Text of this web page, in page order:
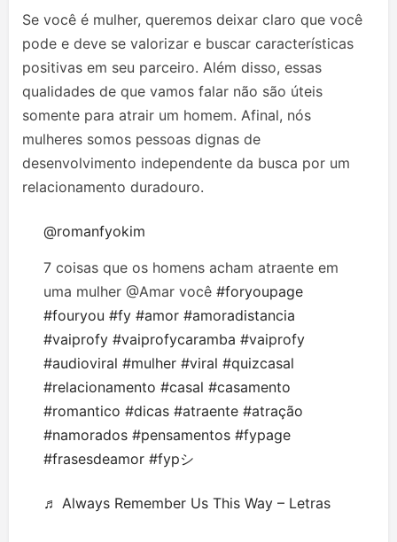
Se você é mulher, queremos deixar claro que você
pode e deve se valorizar e buscar características
positivas em seu parceiro. Além disso, essas
qualidades de que vamos falar não são úteis
somente para atrair um homem. Afinal, nós
mulheres somos pessoas dignas de
desenvolvimento independente da busca por um
relacionamento duradouro.
@romanfyokim
7 coisas que os homens acham atraente em
uma mulher @Amar você #foryoupage
#fouryou #fy #amor #amoradistancia
#vaiprofy #vaiprofycaramba #vaiprofy
#audioviral #mulher #viral #quizcasal
#relacionamento #casal #casamento
#romantico #dicas #atraente #atração
#namorados #pensamentos #fypage
#frasesdeamor #fypシ゚
♬ Always Remember Us This Way – Letras